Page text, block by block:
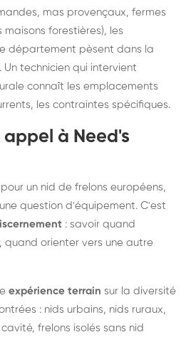
mas provençaux, fermes
forestières), les
département pèsent dans la
technicien qui intervient
connaît les emplacements
les contraintes spécifiques.
appel à Need's
un nid de frelons européens,
question d'équipement. C'est
: savoir quand
quand orienter vers une autre
expérience terrain sur la diversité
: nids urbains, nids ruraux,
frelons isolés sans nid